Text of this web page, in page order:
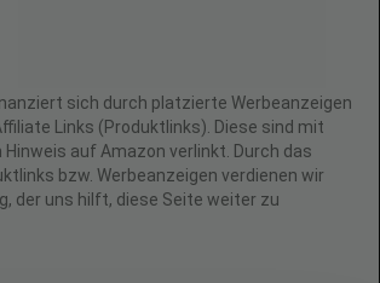
sich durch platzierte Werbeanzeigen
Links (Produktlinks). Diese sind mit
Hinweis auf Amazon verlinkt. Durch das
bzw. Werbeanzeigen verdienen wir
der uns hilft, diese Seite weiter zu